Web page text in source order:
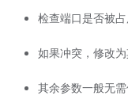
检查端口是否被
如果冲突，修改
其余参数一般无